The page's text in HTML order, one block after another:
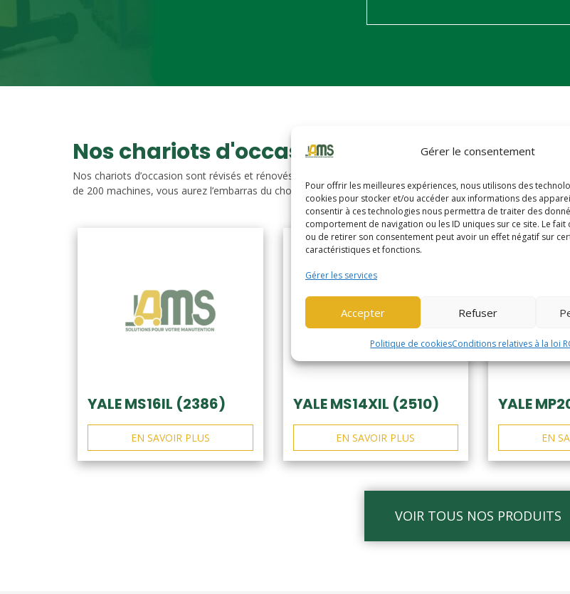
Gérer le consentement
Pour offrir les meilleures expériences, nous utilisons des
cookies pour stocker et/ou accéder aux informations des
consentir à ces technologies nous permettra de traiter des
comportement de navigation ou les ID uniques sur ce site. Le fait
ou de retirer son consentement peut avoir un effet négatif sur
caractéristiques et fonctions.
Gérer les services
Accepter Refuser
Politique de cookiesConditions relatives à la loi
Nos chariots d'occasion
Nos chariots d’occasion sont révisés et rénovés. Vous trouverez ci-dessous notre catalogue de matériels
de 200 machines, vous aurez l’embarras du choix. Nos chariots sont révisés, reconditionnés, repeints,
YALE MS16IL (2386)
EN SAVOIR PLUS
YALE MS14XIL (2510)
EN SAVOIR PLUS
YALE
EN
VOIR TOUS NOS PRODUITS